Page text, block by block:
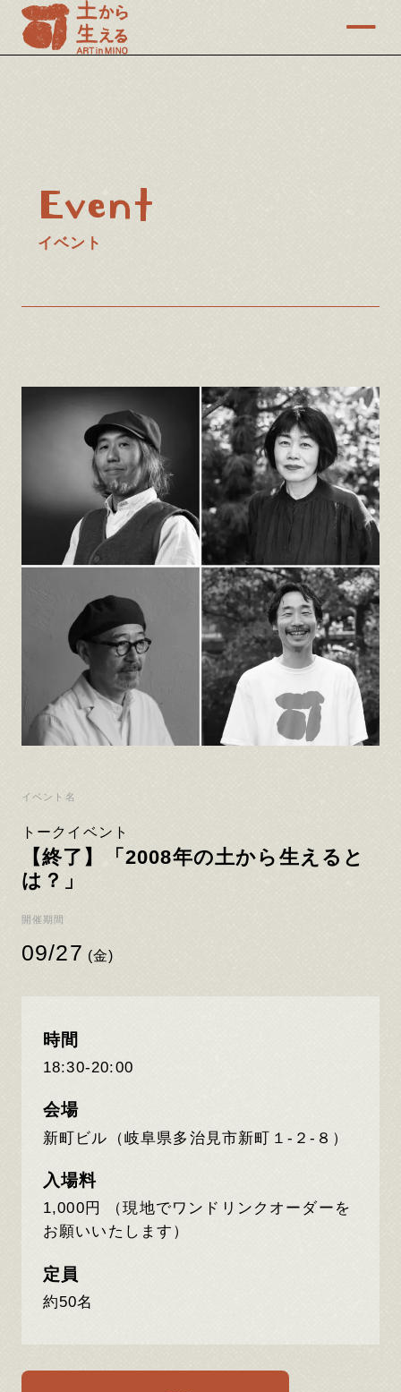
Event
イベント
イベント名
トークイベント
【終了】「2008年の⼟から⽣えると
は？」
開催期間
09/27 (金)
時間
18:30-20:00
会場
新町ビル（岐阜県多治見市新町１-２-８）
入場料
1,000円 （現地でワンドリンクオーダーを
お願いいたします）
定員
約50名